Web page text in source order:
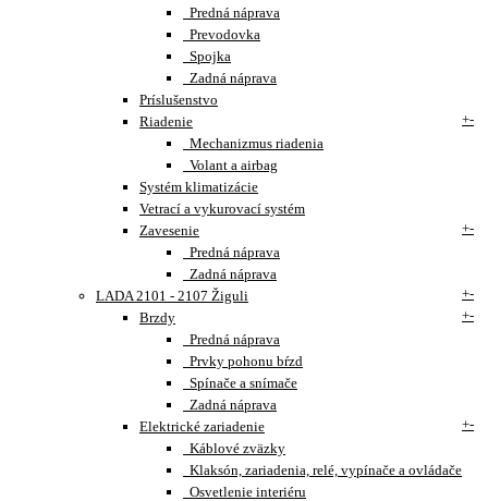
Predná náprava
Prevodovka
Spojka
Zadná náprava
Príslušenstvo
Riadenie
+-
Mechanizmus riadenia
Volant a airbag
Systém klimatizácie
Vetrací a vykurovací systém
Zavesenie
+-
Predná náprava
Zadná náprava
LADA 2101 - 2107 Žiguli
+-
Brzdy
+-
Predná náprava
Prvky pohonu bŕzd
Spínače a snímače
Zadná náprava
Elektrické zariadenie
+-
Káblové zväzky
Klaksón, zariadenia, relé, vypínače a ovládače
Osvetlenie interiéru